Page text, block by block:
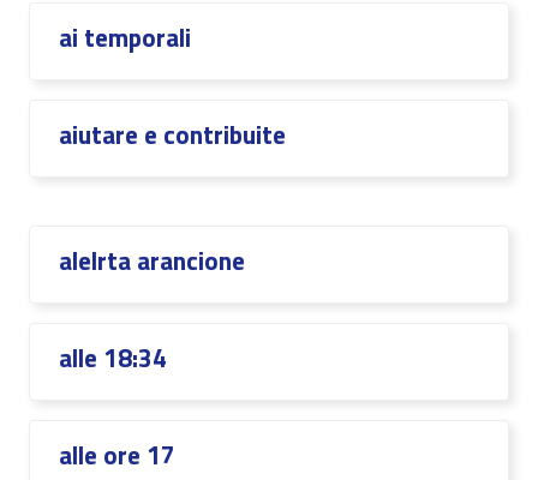
ai temporali
aiutare e contribuite
alelrta arancione
alle 18:34
alle ore 17